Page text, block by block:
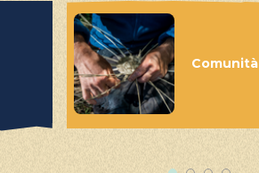
Comunità